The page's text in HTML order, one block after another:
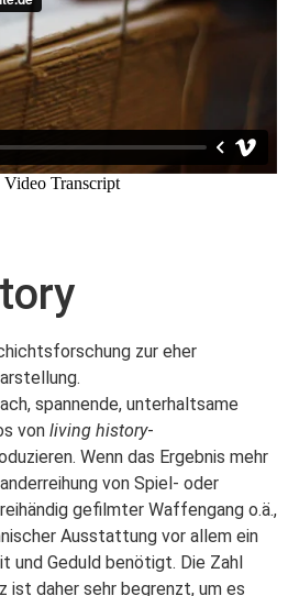
zur eher
spannende, unterhaltsame
von living history-
Wenn das Ergebnis mehr
von Spiel- oder
gefilmter Waffengang o.ä.,
Ausstattung vor allem ein
und Geduld benötigt. Die Zahl
ist daher sehr begrenzt, um es